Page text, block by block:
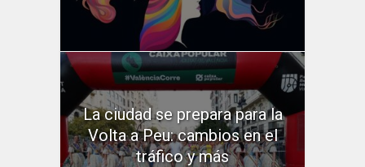
La ciudad se prepara para la
Volta a Peu: cambios en el
tráfico y más